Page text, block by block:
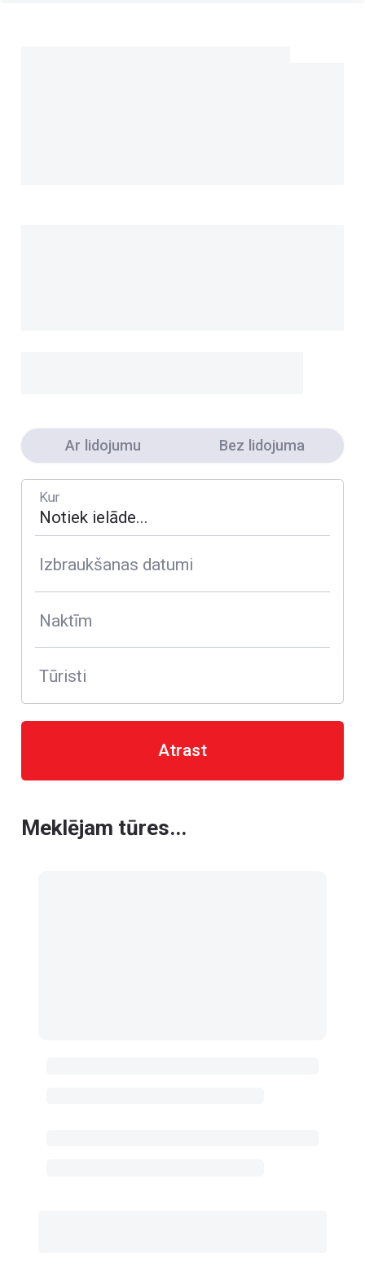
Ar lidojumu Bez lidojuma
Kur
Izbraukšanas datumi
Naktīm
Tūristi
Atrast
Meklējam tūres...